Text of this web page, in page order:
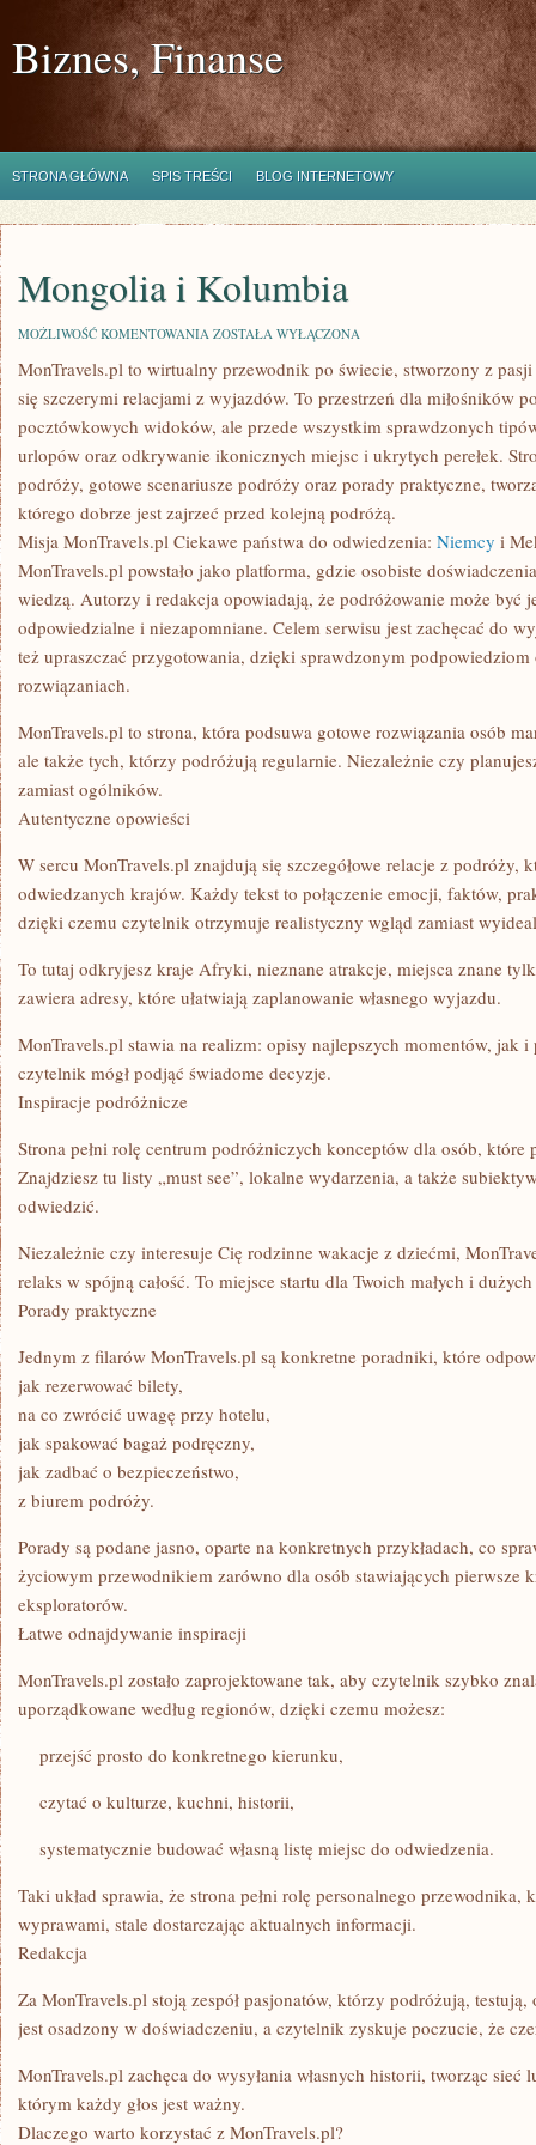
Biznes, Finanse
STRONA GŁÓWNA SPIS TREŚCI BLOG INTERNETOWY
Mongolia i Kolumbia
MOŻLIWOŚĆ KOMENTOWANIA MONGOLIA
KOLUMBIA
ZOSTAŁA WYŁĄCZONA
MonTravels.pl to wirtualny przewodnik po świecie, stworzony z
się szczerymi relacjami z wyjazdów. To przestrzeń dla miłośników
pocztówkowych widoków, ale przede wszystkim sprawdzonych
urlopów oraz odkrywanie ikonicznych miejsc i ukrytych perełek.
podróży, gotowe scenariusze podróży oraz porady praktyczne,
którego dobrze jest zajrzeć przed kolejną podróżą.
Misja MonTravels.pl Ciekawe państwa do odwiedzenia: Niemcy i
MonTravels.pl powstało jako platforma, gdzie osobiste
wiedzą. Autorzy i redakcja opowiadają, że podróżowanie może być
odpowiedzialne i niezapomniane. Celem serwisu jest zachęcać do
też upraszczać przygotowania, dzięki sprawdzonym
rozwiązaniach.
MonTravels.pl to strona, która podsuwa gotowe rozwiązania osób
ale także tych, którzy podróżują regularnie. Niezależnie czy
zamiast ogólników.
Autentyczne opowieści
W sercu MonTravels.pl znajdują się szczegółowe relacje z podróży,
odwiedzanych krajów. Każdy tekst to połączenie emocji, faktów,
dzięki czemu czytelnik otrzymuje realistyczny wgląd zamiast
To tutaj odkryjesz kraje Afryki, nieznane atrakcje, miejsca znane
zawiera adresy, które ułatwiają zaplanowanie własnego wyjazdu.
MonTravels.pl stawia na realizm: opisy najlepszych momentów, jak
czytelnik mógł podjąć świadome decyzje.
Inspiracje podróżnicze
Strona pełni rolę centrum podróżniczych konceptów dla osób,
Znajdziesz tu listy „must see”, lokalne wydarzenia, a także
odwiedzić.
Niezależnie czy interesuje Cię rodzinne wakacje z dziećmi,
relaks w spójną całość. To miejsce startu dla Twoich małych i
Porady praktyczne
Jednym z filarów MonTravels.pl są konkretne poradniki, które
jak rezerwować bilety,
na co zwrócić uwagę przy hotelu,
jak spakować bagaż podręczny,
jak zadbać o bezpieczeństwo,
z biurem podróży.
Porady są podane jasno, oparte na konkretnych przykładach, co
życiowym przewodnikiem zarówno dla osób stawiających pierwsze
eksploratorów.
Łatwe odnajdywanie inspiracji
MonTravels.pl zostało zaprojektowane tak, aby czytelnik szybko
uporządkowane według regionów, dzięki czemu możesz:
przejść prosto do konkretnego kierunku,
czytać o kulturze, kuchni, historii,
systematycznie budować własną listę miejsc do odwiedzenia.
Taki układ sprawia, że strona pełni rolę personalnego
wyprawami, stale dostarczając aktualnych informacji.
Redakcja
Za MonTravels.pl stoją zespół pasjonatów, którzy podróżują,
jest osadzony w doświadczeniu, a czytelnik zyskuje poczucie, że
MonTravels.pl zachęca do wysyłania własnych historii, tworząc
którym każdy głos jest ważny.
Dlaczego warto korzystać z MonTravels.pl?